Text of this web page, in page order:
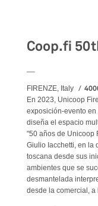
Coop.fi
FIRENZE, Italy
En 2023, Unicoop
exposición-evento
diseña el espacio
"50 años de Unicoop
Giulio Iacchetti, en la
toscana desde sus
ambientes que se
desmantelada
desde la comercial,